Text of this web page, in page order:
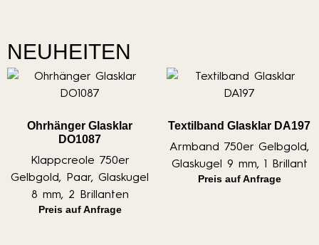
NEUHEITEN
Ohrhänger Glasklar
DO1087
Klappcreole 750er
Gelbgold, Paar, Glaskugel
8 mm, 2 Brillanten
Preis auf Anfrage
Textilband Glasklar DA197
Armband 750er Gelbgold,
Glaskugel 9 mm, 1 Brillant
Preis auf Anfrage